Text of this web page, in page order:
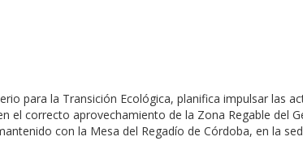
para la Transición Ecológica, planifica impulsar las
correcto aprovechamiento de la Zona Regable del
con la Mesa del Regadío de Córdoba, en la